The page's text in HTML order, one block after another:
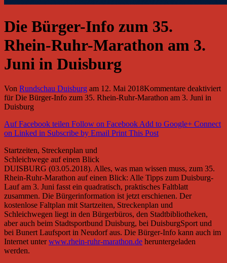
Die Bürger-Info zum 35.
Rhein-Ruhr-Marathon am 3.
Juni in Duisburg
Von Rundschau Duisburg am 12. Mai 2018Kommentare deaktiviert
für Die Bürger-Info zum 35. Rhein-Ruhr-Marathon am 3. Juni in
Duisburg
Auf Facebook teilen Follow on FacebookAdd to Google+ Connect
on Linked in Subscribe by Email Print This Post
Startzeiten, Streckenplan und
Schleichwege auf einen Blick
DUISBURG (03.05.2018). Alles, was man wissen muss, zum 35.
Rhein-Ruhr-Marathon auf einen Blick: Alle Tipps zum Duisburg-
Lauf am 3. Juni fasst ein quadratisch, praktisches Faltblatt
zusammen. Die Bürgerinformation ist jetzt erschienen. Der
kostenlose Faltplan mit Startzeiten, Streckenplan und
Schleichwegen liegt in den Bürgerbüros, den Stadtbibliotheken,
aber auch beim Stadtsportbund Duisburg, bei DuisburgSport und
bei Bunert Laufsport in Neudorf aus. Die Bürger-Info kann auch im
Internet unterwww.rhein-ruhr-marathon.de heruntergeladen
werden.